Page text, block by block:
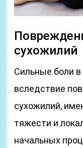
сухожилий
Сильные боли
вследствие
сухожилий,
тяжести и
начальных